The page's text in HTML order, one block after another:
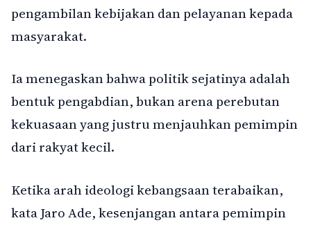
pengambilan kebijakan dan pelayanan kepada
masyarakat.
Ia menegaskan bahwa politik sejatinya adalah
bentuk pengabdian, bukan arena perebutan
kekuasaan yang justru menjauhkan pemimpin
dari rakyat kecil.
Ketika arah ideologi kebangsaan terabaikan,
kata Jaro Ade, kesenjangan antara pemimpin